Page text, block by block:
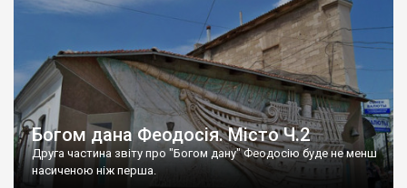
Богом дана Феодосія. Місто Ч.2
Друга частина звіту про "Богом дану" Феодосію буде не менш
насиченою ніж перша.